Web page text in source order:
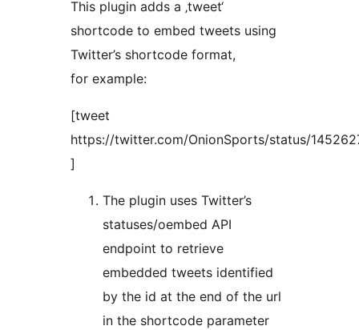
This plugin adds a ‚tweet‘
shortcode to embed tweets using
Twitter’s shortcode format,
for example:
[tweet
https://twitter.com/OnionSports/status/
]
The plugin uses Twitter’s
statuses/oembed API
endpoint to retrieve
embedded tweets identified
by the id at the end of the url
in the shortcode parameter